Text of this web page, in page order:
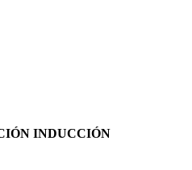
INDUCCIÓN